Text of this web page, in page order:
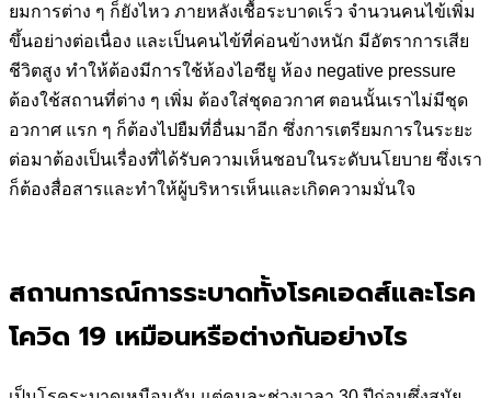
ยมการต่าง ๆ ก็ยังไหว ภายหลังเชื้อระบาดเร็ว จำนวนคนไข้เพิ่ม
ขึ้นอย่างต่อเนื่อง และเป็นคนไข้ที่ค่อนข้างหนัก มีอัตราการเสีย
ชีวิตสูง ทำให้ต้องมีการใช้ห้องไอซียู ห้อง negative pressure
ต้องใช้สถานที่ต่าง ๆ เพิ่ม ต้องใส่ชุดอวกาศ ตอนนั้นเราไม่มีชุด
อวกาศ แรก ๆ ก็ต้องไปยืมที่อื่นมาอีก ซึ่งการเตรียมการในระยะ
ต่อมาต้องเป็นเรื่องที่ได้รับความเห็นชอบในระดับนโยบาย ซึ่งเรา
ก็ต้องสื่อสารและทำให้ผู้บริหารเห็นและเกิดความมั่นใจ
สถานการณ์การระบาดทั้งโรคเอดส์และโรค
โควิด 19 เหมือนหรือต่างกันอย่างไร